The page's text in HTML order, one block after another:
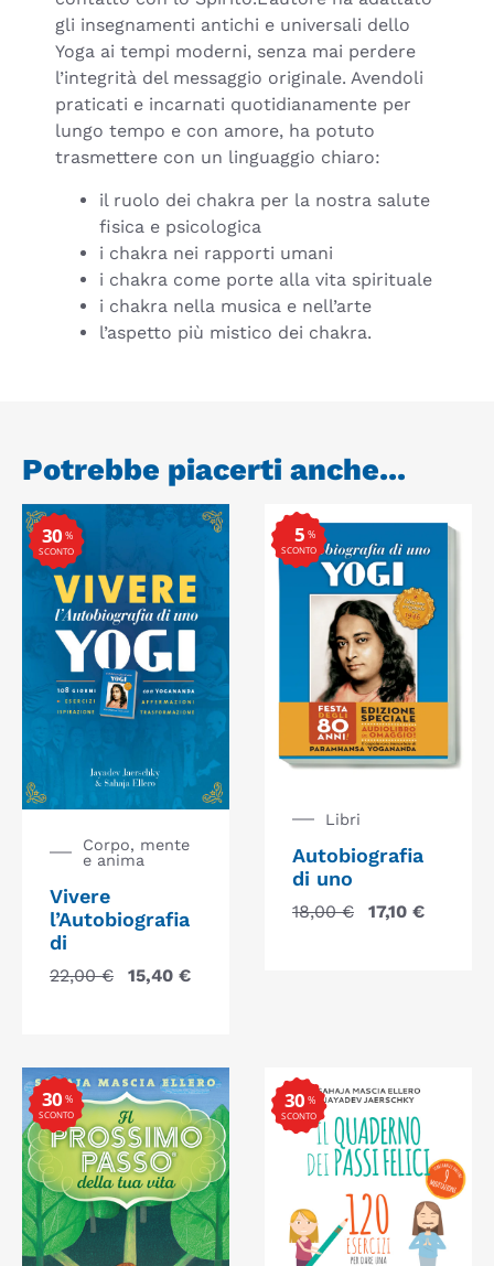
gli insegnamenti antichi e universali dello
Yoga ai tempi moderni, senza mai perdere
l’integrità del messaggio originale. Avendoli
praticati e incarnati quotidianamente per
lungo tempo e con amore, ha potuto
trasmettere con un linguaggio chiaro:
il ruolo dei chakra per la nostra salute
fisica e psicologica
i chakra nei rapporti umani
i chakra come porte alla vita spirituale
i chakra nella musica e nell’arte
l’aspetto più mistico dei chakra.
Potrebbe piacerti anche...
Corpo, mente
e anima
Vivere
l’Autobiografia
di
22,00€ 15,40 €
Libri
Autobiografia
di uno
18,00€ 17,10 €
%
SCONTO
30 %
SCONTO
5
%
SCONTO
30 %
SCONTO
30